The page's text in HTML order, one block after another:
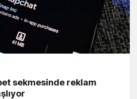
sekmesinde reklam